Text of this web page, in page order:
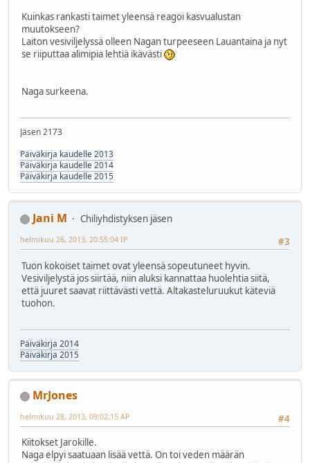
Kuinkas rankasti taimet yleensä reagoi kasvualustan
muutokseen?
Laiton vesiviljelyssä olleen Nagan turpeeseen Lauantaina ja nyt
se riiputtaa alimipia lehtiä ikävästi
Naga surkeena.
Jäsen 2173
Päiväkirja kaudelle 2013
Päiväkirja kaudelle 2014
Päiväkirja kaudelle 2015
Jani M
Chiliyhdistyksen jäsen
#3
helmikuu 26, 2013, 20:55:04 IP
Tuon kokoiset taimet ovat yleensä sopeutuneet hyvin.
Vesiviljelystä jos siirtää, niin aluksi kannattaa huolehtia siitä,
että juuret saavat riittävästi vettä. Altakasteluruukut käteviä
tuohon.
Päiväkirja 2014
Päiväkirja 2015
MrJones
#4
helmikuu 28, 2013, 09:02:15 AP
Kiitokset Jarokille.
Naga elpyi saatuaan lisää vettä. On toi veden määrän